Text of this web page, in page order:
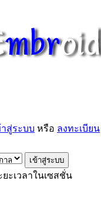
าสู่ระบบ หรือ ลงทะเบียน
ะเวลาในเซสชั่น